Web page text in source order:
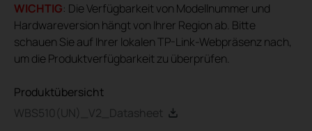
WICHTIG: Die Verfügbarkeit von Modellnummer und
Hardwareversion hängt von Ihrer Region ab. Bitte
schauen Sie auf Ihrer lokalen TP-Link-Webpräsenz nach,
um die Produktverfügbarkeit zu überprüfen.
Produktübersicht
WBS510(UN)_V2_Datasheet